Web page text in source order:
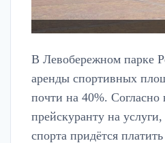
В Левобережном парке
аренды спортивных
почти на 40%. Согласно
прейскуранту на
спорта придётся